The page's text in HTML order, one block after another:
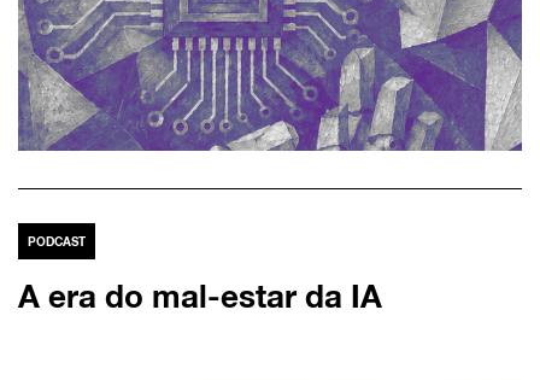
PODCAST
A era do mal-estar da IA